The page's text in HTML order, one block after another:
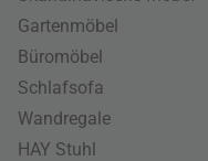
Gartenmöbel
Büromöbel
Schlafsofa
Wandregale
HAY Stuhl